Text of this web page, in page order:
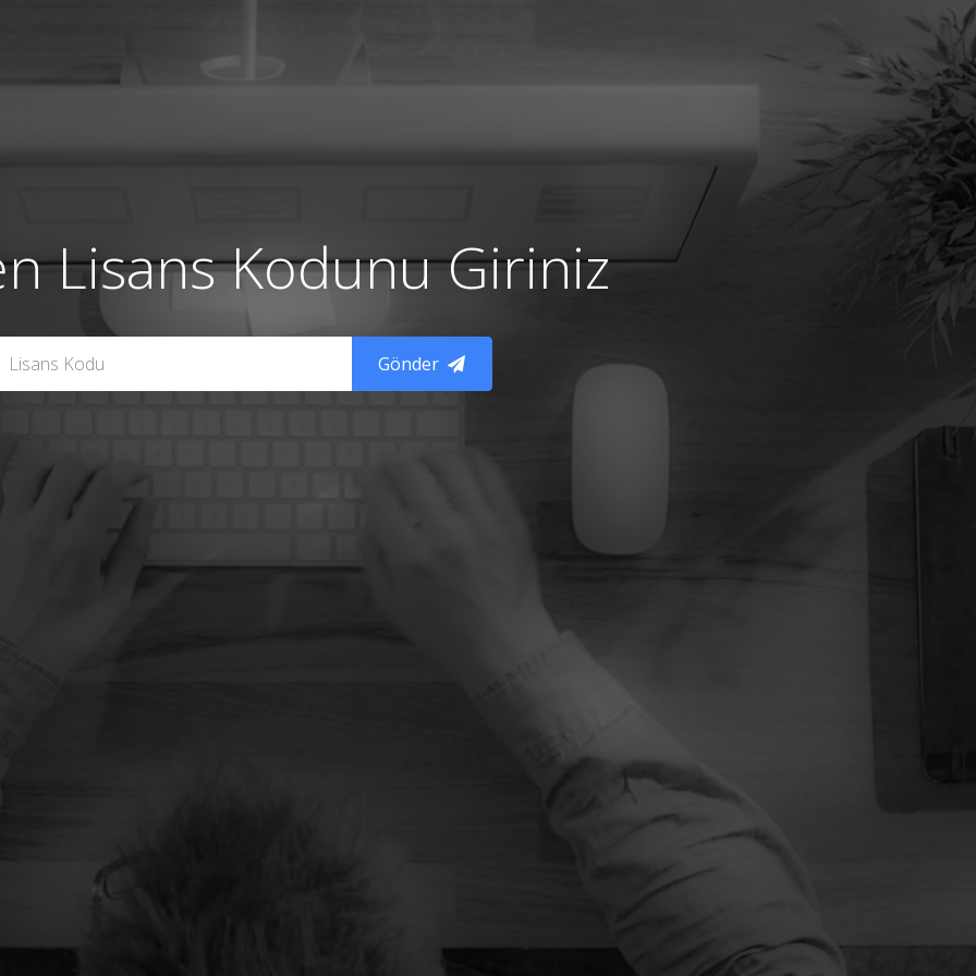
Lisans Kodunu Giriniz
Gönder